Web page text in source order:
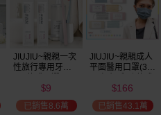
折
JIUJIU~親親一次
性旅行專用牙刷(1
$9
已銷售8.6萬
JIUJIU~親親成人
平面醫用口罩(30
可選 MD雙鋼印
$166
已銷售43.1萬